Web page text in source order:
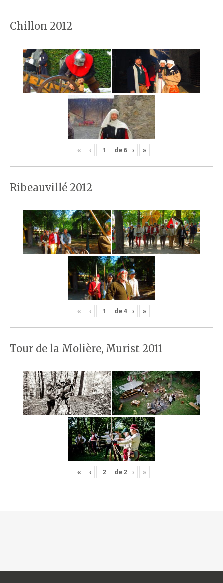
Chillon 2012
« ‹ de6 › »
Ribeauvillé 2012
« ‹ de4 › »
Tour de la Molière, Murist 2011
« ‹ de2 › »